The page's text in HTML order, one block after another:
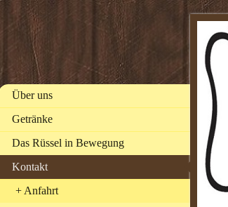
Über uns
Getränke
Das Rüssel in Bewegung
Kontakt
Anfahrt